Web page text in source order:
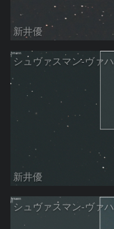
新井優
新井優